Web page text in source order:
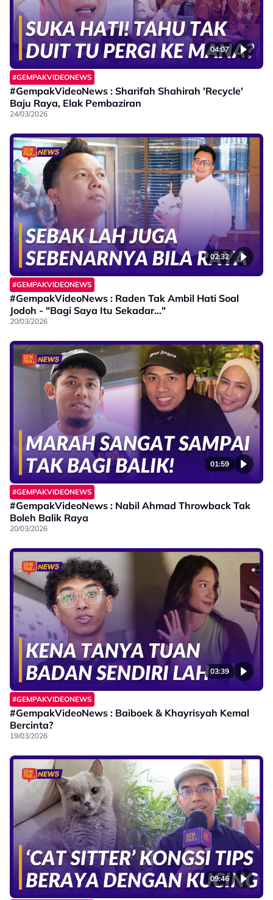
04:07
#GEMPAKVIDEONEWS
#GempakVideoNews : Sharifah Shahirah 'Recycle'
Baju Raya, Elak Pembaziran
24/03/2026
02:32
#GEMPAKVIDEONEWS
#GempakVideoNews : Raden Tak Ambil Hati Soal
Jodoh - "Bagi Saya Itu Sekadar..."
20/03/2026
01:59
#GEMPAKVIDEONEWS
#GempakVideoNews : Nabil Ahmad Throwback Tak
Boleh Balik Raya
20/03/2026
03:39
#GEMPAKVIDEONEWS
#GempakVideoNews : Baiboek & Khayrisyah Kemal
Bercinta?
19/03/2026
09:46